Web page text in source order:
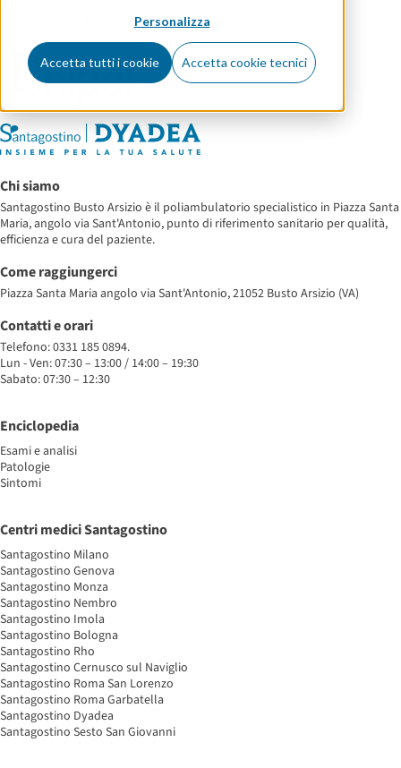
Personalizza
Accetta tutti i cookie Accetta cookie tecnici
Chi siamo
Santagostino Busto Arsizio è il poliambulatorio specialistico in Piazza Santa
Maria, angolo via Sant'Antonio, punto di riferimento sanitario per qualità,
efficienza e cura del paziente.
Come raggiungerci
Piazza Santa Maria angolo via Sant'Antonio, 21052 Busto Arsizio (VA)
Contatti e orari
Telefono: 0331 185 0894.
Lun - Ven: 07:30 – 13:00 / 14:00 – 19:30
Sabato: 07:30 – 12:30
Enciclopedia
Esami e analisi
Patologie
Sintomi
Centri medici Santagostino
Santagostino Milano
Santagostino Genova
Santagostino Monza
Santagostino Nembro
Santagostino Imola
Santagostino Bologna
Santagostino Rho
Santagostino Cernusco sul Naviglio
Santagostino Roma San Lorenzo
Santagostino Roma Garbatella
Santagostino Dyadea
Santagostino Sesto San Giovanni